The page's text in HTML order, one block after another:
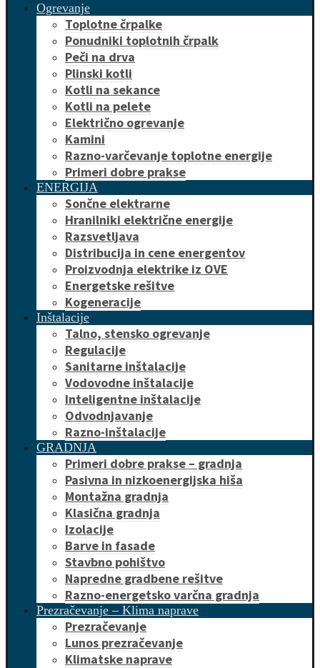
Ogrevanje
Toplotne črpalke
Ponudniki toplotnih črpalk
Peči na drva
Plinski kotli
Kotli na sekance
Kotli na pelete
Električno ogrevanje
Kamini
Razno-varčevanje toplotne energije
Primeri dobre prakse
ENERGIJA
Sončne elektrarne
Hranilniki električne energije
Razsvetljava
Distribucija in cene energentov
Proizvodnja elektrike iz OVE
Energetske rešitve
Kogeneracije
Inštalacije
Talno, stensko ogrevanje
Regulacije
Sanitarne inštalacije
Vodovodne inštalacije
Inteligentne inštalacije
Odvodnjavanje
Razno-inštalacije
GRADNJA
Primeri dobre prakse – gradnja
Pasivna in nizkoenergijska hiša
Montažna gradnja
Klasična gradnja
Izolacije
Barve in fasade
Stavbno pohištvo
Napredne gradbene rešitve
Razno-energetsko varčna gradnja
Prezračevanje – Klima naprave
Prezračevanje
Lunos prezračevanje
Klimatske naprave